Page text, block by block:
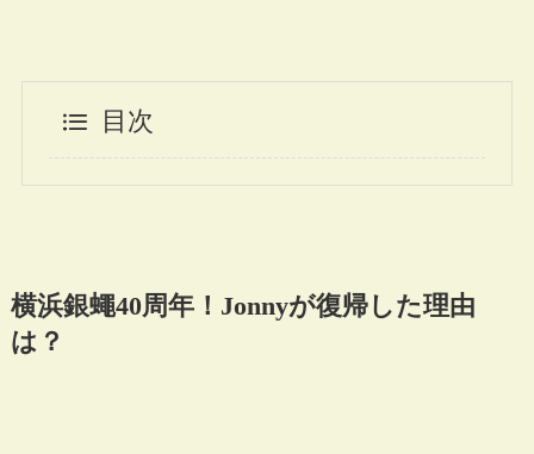
目次
横浜銀蠅40周年！Jonnyが復帰した理由
は？